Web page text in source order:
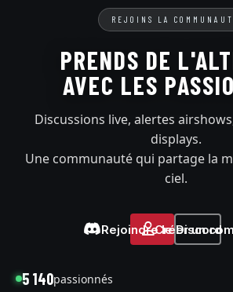
REJOINS LA
PRENDS DE
AVEC LES
Discussions live, alertes
displays.
Une communauté qui partage la
ciel.
Rejoindre le Discord
Créer un
5 140passionnés